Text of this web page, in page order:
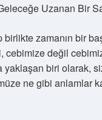
Uzanan Bir
zamanın bir
cebimize değil
biri olarak,
ne gibi anlamlar